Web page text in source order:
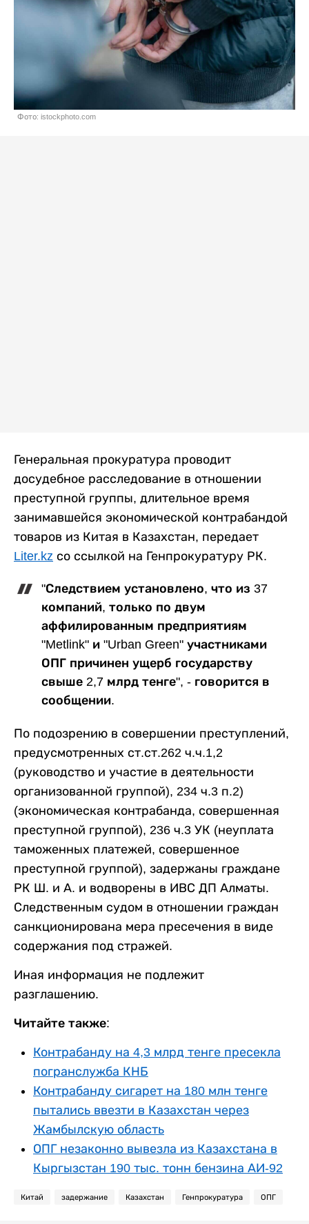
Фото: istockphoto.com
Генеральная прокуратура проводит
досудебное расследование в отношении
преступной группы, длительное время
занимавшейся экономической контрабандой
товаров из Китая в Казахстан, передает
Liter.kz со ссылкой на Генпрокуратуру РК.
"Следствием установлено, что из 37
компаний, только по двум
аффилированным предприятиям
"Metlink" и "Urban Green" участниками
ОПГ причинен ущерб государству
свыше 2,7 млрд тенге", - говорится в
сообщении.
По подозрению в совершении преступлений,
предусмотренных ст.ст.262 ч.ч.1,2
(руководство и участие в деятельности
организованной группой), 234 ч.3 п.2)
(экономическая контрабанда, совершенная
преступной группой), 236 ч.3 УК (неуплата
таможенных платежей, совершенное
преступной группой), задержаны граждане
РК Ш. и А. и водворены в ИВС ДП Алматы.
Следственным судом в отношении граждан
санкционирована мера пресечения в виде
содержания под стражей.
Иная информация не подлежит
разглашению.
Читайте также:
Контрабанду на 4,3 млрд тенге пресекла
погранслужба КНБ
Контрабанду сигарет на 180 млн тенге
пытались ввезти в Казахстан через
Жамбылскую область
ОПГ незаконно вывезла из Казахстана в
Кыргызстан 190 тыс. тонн бензина АИ-92
Китай задержание Казахстан Генпрокуратура ОПГ